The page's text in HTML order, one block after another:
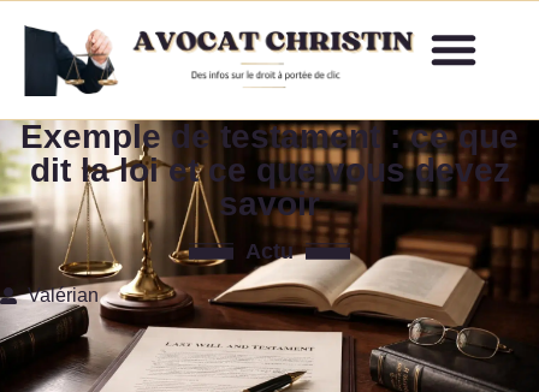
Exemple de testament : ce que
dit la loi et ce que vous devez
savoir
Actu
Valérian